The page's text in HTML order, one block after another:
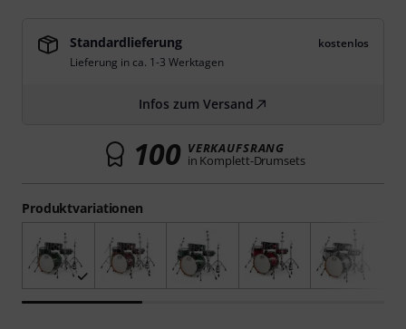
Produktvariationen
Standardlieferung
kostenlos
Lieferung in ca. 1-3 Werktagen
Infos zum Versand
100 VERKAUFSRANG
in Komplett-Drumsets